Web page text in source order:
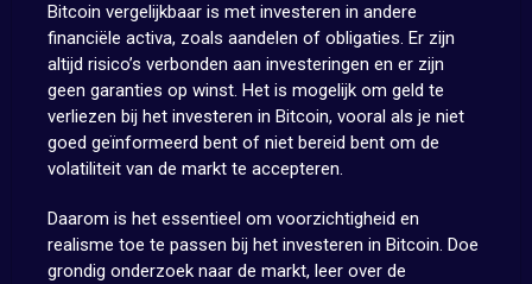
Bitcoin vergelijkbaar is met investeren in andere
financiële activa, zoals aandelen of obligaties. Er zijn
altijd risico’s verbonden aan investeringen en er zijn
geen garanties op winst. Het is mogelijk om geld te
verliezen bij het investeren in Bitcoin, vooral als je niet
goed geïnformeerd bent of niet bereid bent om de
volatiliteit van de markt te accepteren.
Daarom is het essentieel om voorzichtigheid en
realisme toe te passen bij het investeren in Bitcoin. Doe
grondig onderzoek naar de markt, leer over de